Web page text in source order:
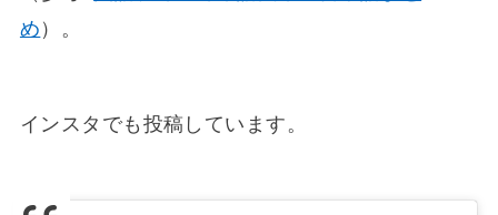
め ）。
インスタでも投稿しています。